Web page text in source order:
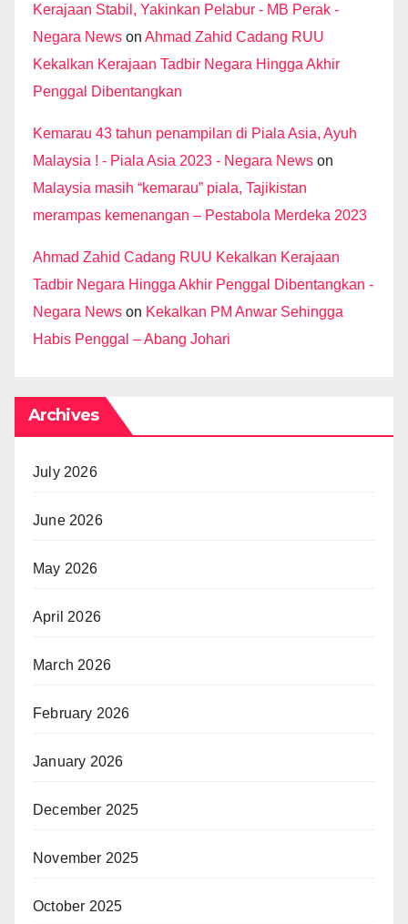
Kerajaan Stabil, Yakinkan Pelabur - MB Perak -
Negara News on Ahmad Zahid Cadang RUU
Kekalkan Kerajaan Tadbir Negara Hingga Akhir
Penggal Dibentangkan
Kemarau 43 tahun penampilan di Piala Asia, Ayuh
Malaysia ! - Piala Asia 2023 - Negara News on
Malaysia masih “kemarau” piala, Tajikistan
merampas kemenangan – Pestabola Merdeka 2023
Ahmad Zahid Cadang RUU Kekalkan Kerajaan
Tadbir Negara Hingga Akhir Penggal Dibentangkan -
Negara News on Kekalkan PM Anwar Sehingga
Habis Penggal – Abang Johari
Archives
July 2026
June 2026
May 2026
April 2026
March 2026
February 2026
January 2026
December 2025
November 2025
October 2025